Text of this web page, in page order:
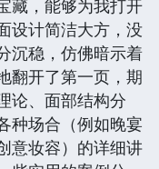
藏，能够为我打开
设计简洁大方，没
沉稳，仿佛暗示着
翻开了第一页，期
论、面部结构分
种场合（例如晚宴
意妆容）的详细讲